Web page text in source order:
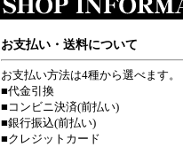
お支払い・送料について
お支払い方法は4種から選べます。
■代金引換
■コンビニ決済(前払い)
■銀行振込(前払い)
■クレジットカード